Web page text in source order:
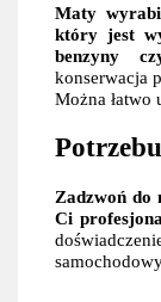
Maty
który jest
benzyny
konserwacja
Można łatwo
Zadzwoń do
Ci